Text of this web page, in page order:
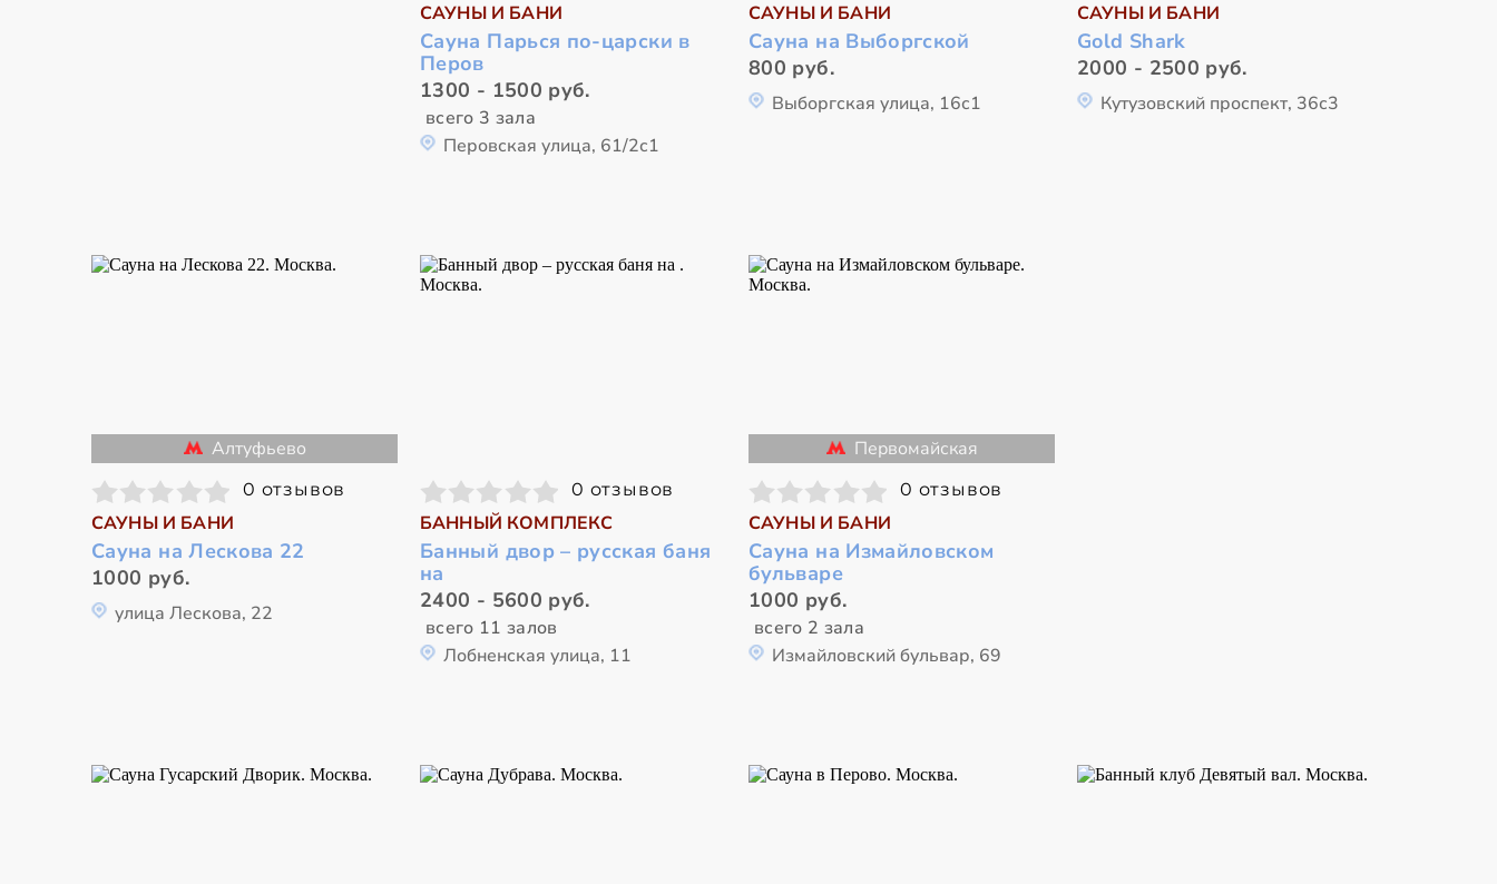
САУНЫ И БАНИ
Сауна Парься по-царски в
Перов
1300 - 1500 руб.
всего 3 зала
Перовская улица, 61/2с1
САУНЫ И БАНИ
Сауна на Выборгской
800 руб.
Выборгская улица, 16с1
САУНЫ И БАНИ
Gold Shark
2000 - 2500 руб.
Кутузовский проспект, 36с3
Алтуфьево
0 отзывов
САУНЫ И БАНИ
Сауна на Лескова 22
1000 руб.
улица Лескова, 22
0 отзывов
БАННЫЙ КОМПЛЕКС
Банный двор – русская баня
на
2400 - 5600 руб.
всего 11 залов
Лобненская улица, 11
Первомайская
0 отзывов
САУНЫ И БАНИ
Сауна на Измайловском
бульваре
1000 руб.
всего 2 зала
Измайловский бульвар, 69